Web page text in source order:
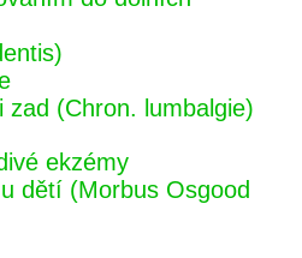
(Chron. lumbalgie)
ekzémy
dětí (Morbus Osgood